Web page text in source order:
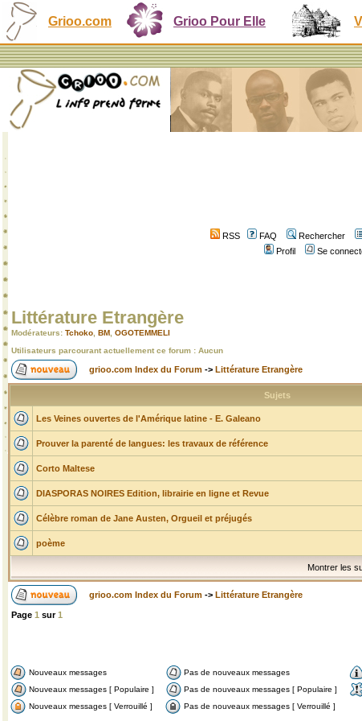
Grioo.com Grioo Pour Elle
RSS FAQ Rechercher
Profil
Se
Littérature Etrangère
Modérateurs: Tchoko BM OGOTEMMELI
Utilisateurs parcourant actuellement ce forum : Aucun
grioo.com Index du Forum -> Littérature Etrangère
Sujets
Les Veines ouvertes de l'Amérique latine - E. Galeano
Prouver la parenté de langues: les travaux de référence
Corto Maltese
DIASPORAS NOIRES Edition, librairie en ligne et Revue
Célèbre roman de Jane Austen, Orgueil et préjugés
poème
Montrer les
grioo.com Index du Forum -> Littérature Etrangère
Page 1 sur1
Nouveaux messages Pas de nouveaux messages
Nouveaux messages [ Populaire ]
Pas de nouveaux messages [ Populaire ]
Nouveaux messages [ Verrouillé ]
Pas de nouveaux messages [ Verrouillé ]